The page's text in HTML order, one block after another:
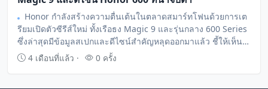
Honor กำลังสร้างความตื่นเต้นในตลาดสมาร์ทโฟนด้วยการเต
รียมเปิดตัวซีรีส์ใหม่ ทั้งเรือธง Magic 9 และรุ่นกลาง 600 Series
ซึ่งล่าสุดมีข้อมูลสเปกและดีไซน์สำคัญหลุดออกมาแล้ว ชี้ให้เห็น
ถึงนวัตกรรมด้านกล้อง แบตเตอรี่ และการออกแบบที่ล้ำสมัย.
4 เดือนที่แล้ว · 0 ครั้ง